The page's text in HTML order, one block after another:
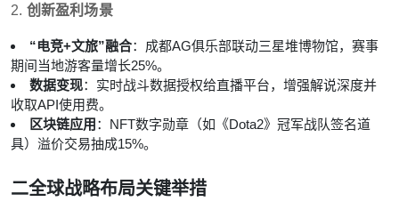
2. 创新盈利场景
“电竞+文旅”融合：成都AG俱乐部联动三星堆博物馆，赛事
期间当地游客量增长25%。
数据变现：实时战斗数据授权给直播平台，增强解说深度并
收取API使用费。
区块链应用 ：NFT数字勋章（如《Dota2》冠军战队签名道
具）溢价交易抽成15%。
二全球战略布局关键举措